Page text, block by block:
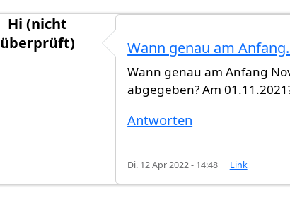
Hi (nicht
überprüft)
Leider immer noch nicht 😓…von
Wann genau am
Wann genau am Anfang
abgegeben? Am
Antworten
Di. 12 Apr 2022 - 14:48 Link